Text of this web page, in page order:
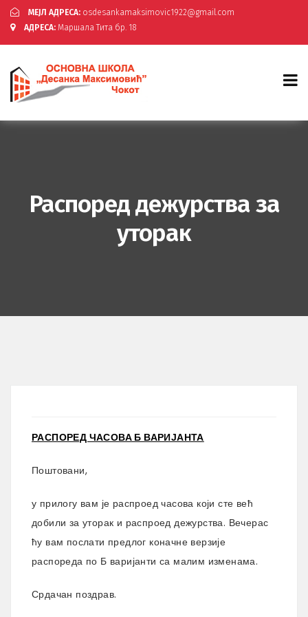
МЕЈЛ АДРЕСА: osdesankamaksimovic1922@gmail.com
АДРЕСА: Маршала Тита бр. 18
Распоред дежурства за
уторак
РАСПОРЕД ЧАСОВА Б ВАРИЈАНТА
Поштовани,
у прилогу вам је распроед часова који сте већ
добили за уторак и распроед дежурства. Вечерас
ћу вам послати предлог коначне верзије
распореда по Б варијанти са малим изменама.
Срдачан поздрав.